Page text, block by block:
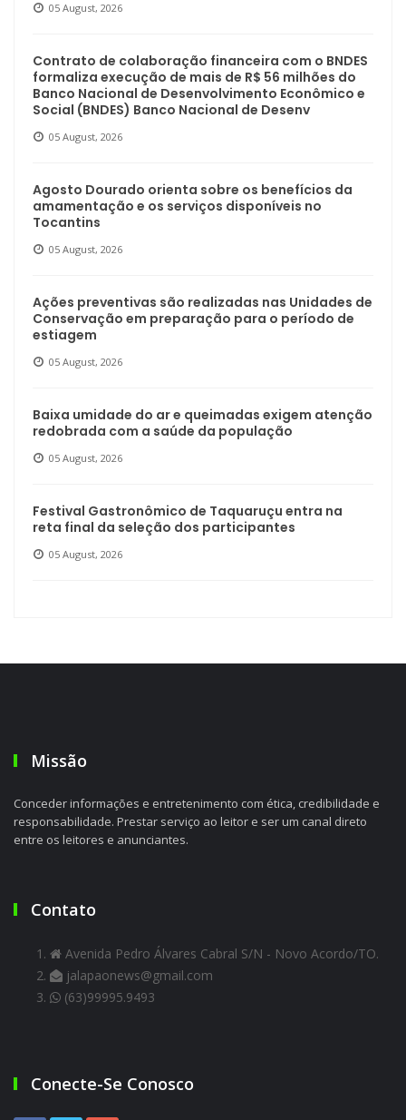
05 August, 2026
Contrato de colaboração financeira com o BNDES
formaliza execução de mais de R$ 56 milhões do
Banco Nacional de Desenvolvimento Econômico e
Social (BNDES) Banco Nacional de Desenv
05 August, 2026
Agosto Dourado orienta sobre os benefícios da
amamentação e os serviços disponíveis no
Tocantins
05 August, 2026
Ações preventivas são realizadas nas Unidades de
Conservação em preparação para o período de
estiagem
05 August, 2026
Baixa umidade do ar e queimadas exigem atenção
redobrada com a saúde da população
05 August, 2026
Festival Gastronômico de Taquaruçu entra na
reta final da seleção dos participantes
05 August, 2026
Missão
Conceder informações e entretenimento com ética, credibilidade e
responsabilidade. Prestar serviço ao leitor e ser um canal direto
entre os leitores e anunciantes.
Contato
Avenida Pedro Álvares Cabral S/N - Novo Acordo/TO.
jalapaonews@gmail.com
(63)99995.9493
Conecte-Se Conosco